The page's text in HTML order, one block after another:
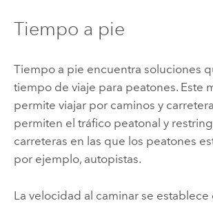
Tiempo a pie
Tiempo a pie encuentra soluciones
tiempo de viaje para peatones. Este
permite viajar por caminos y
permiten el tráfico peatonal y
carreteras en las que los peatones
por ejemplo, autopistas.
La velocidad al caminar se